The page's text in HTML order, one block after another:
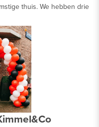
thuis. We hebben drie
je inspireren en ontdek of